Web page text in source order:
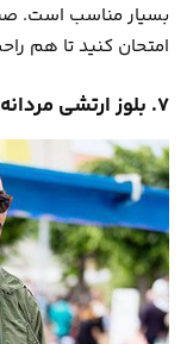
بسیار مناسب است.
امتحان کنید تا هم
۷. بلوز ارتشی مردانه و شلوار جین زاپ‌دار؛ انتخابی ترندی